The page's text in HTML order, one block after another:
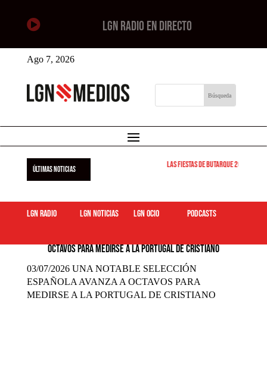
 LGN RADIO EN DIRECTO
Ago 7, 2026
ÚLTIMAS NOTICIAS Las Fiestas de Butarque 2026
LGN Radio LGN Noticias LGN ocio podcasts
OCTAVOS PARA MEDIRSE A LA PORTUGAL DE CRISTIANO
03/07/2026 UNA NOTABLE SELECCIÓN
ESPAÑOLA AVANZA A OCTAVOS PARA
MEDIRSE A LA PORTUGAL DE CRISTIANO